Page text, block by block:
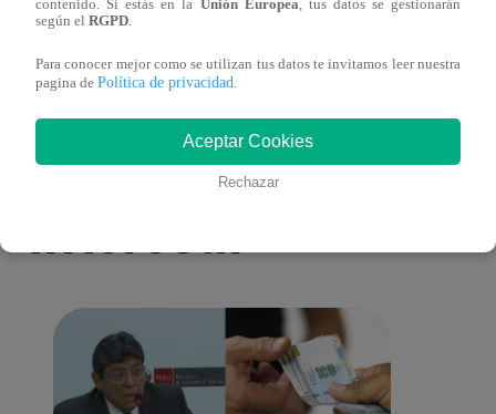
español)
También te puede
interesar
contenido. Si estás en la Unión Europea, tus datos se gestionarán
según el RGPD.
Para conocer mejor como se utilizan tus datos te invitamos leer nuestra
pagina de Política de privacidad.
Aceptar Cookies
Rechazar